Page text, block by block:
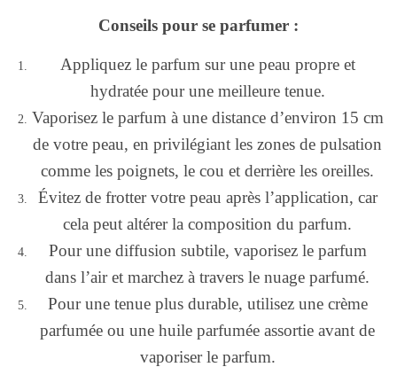
Conseils pour se parfumer :
Appliquez le parfum sur une peau propre et
hydratée pour une meilleure tenue.
Vaporisez le parfum à une distance d’environ 15 cm
de votre peau, en privilégiant les zones de pulsation
comme les poignets, le cou et derrière les oreilles.
Évitez de frotter votre peau après l’application, car
cela peut altérer la composition du parfum.
Pour une diffusion subtile, vaporisez le parfum
dans l’air et marchez à travers le nuage parfumé.
Pour une tenue plus durable, utilisez une crème
parfumée ou une huile parfumée assortie avant de
vaporiser le parfum.